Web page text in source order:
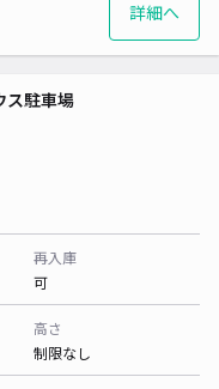
詳細へ
ス駐車場
再入庫
可
高さ
制限なし